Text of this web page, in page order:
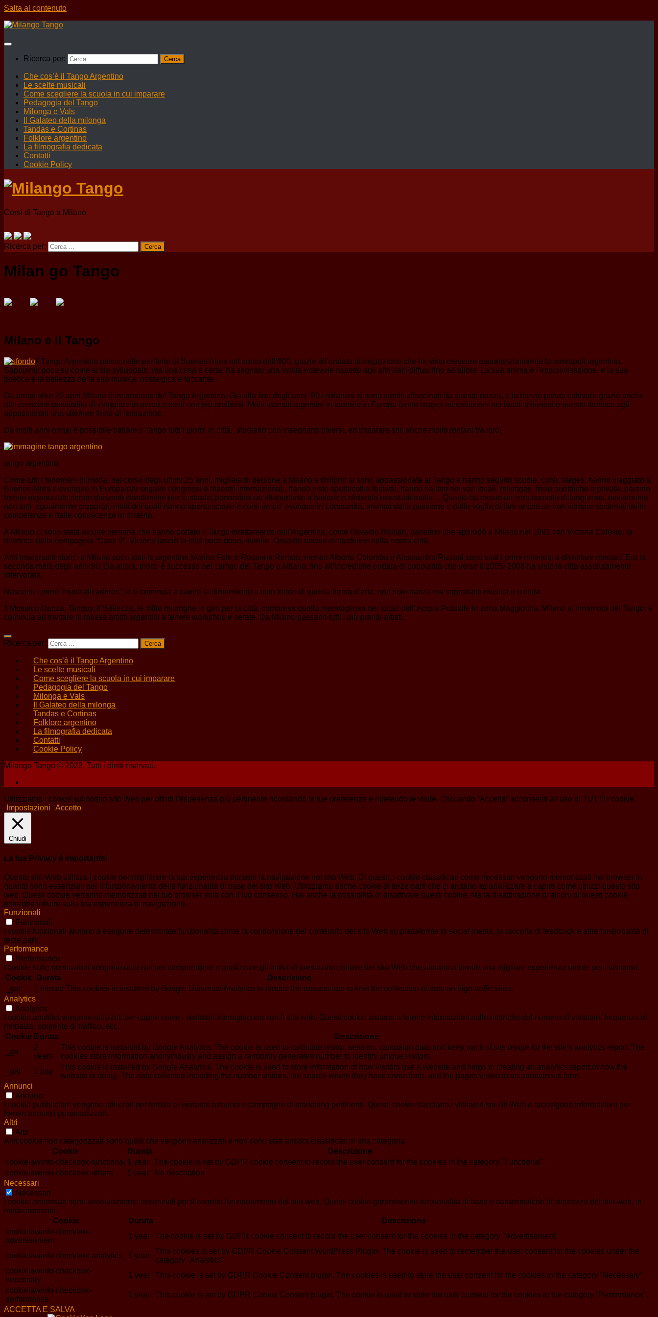
Salta al contenuto
Ricerca per:
Che cos’è il Tango Argentino
Le scelte musicali
Come scegliere la scuola in cui imparare
Pedagogia del Tango
Milonga e Vals
Il Galateo della milonga
Tandas e Cortinas
Folklore argentino
La filmografia dedicata
Contatti
Cookie Policy
Corsi di Tango a Milano
Ricerca per:
Milan go Tango
Milano e il Tango
Il Tango Argentino nasce nelle periferie di Buenos Aires nel corso dell’800, grazie all’ondata di migrazione che ha visto crescere esponenzialmente la metropoli argentina.
Sappiamo poco su come si sia sviluppato, ma una cosa è certa: ha segnato una svolta notevole rispetto agli altri balli diffusi fino ad allora. La sua anima è l’improvvisazione, e la sua
poetica è la bellezza della sua musica, nostalgica e toccante.
Da ormai oltre 20 anni Milano è innamorata del Tango Argentino. Già alla fine degli anni ’90 i milanesi si sono sentiti affascinati da questa danza, e la hanno potuta coltivare grazie anche
alle crescenti possibilità di viaggiare in aereo a costi non più proibitivi. Molti maestri argentini in tournée in Europa fanno stages ed esibizioni nei locali milanesi e questo fornisce agli
appassionati una ulteriore fonte di ispirazione.
Da molti anni ormai è possibile ballare il Tango tutti i giorni in città, studiarlo con insegnanti diversi, ed imparare stili anche molto lontani fra loro.
tango argentino
Come tutti i fenomeni di moda, nel corso degli ultimi 25 anni, migliaia di persone a Milano e dintorni si sono appassionate al Tango e hanno seguito scuole, corsi, stages, hanno viaggiato a
Buenos Aires e ovunque in Europa per seguire congressi e maestri internazionali, hanno visto spettacoli e festival, hanno ballato nei vari locali, milongas, feste pubbliche e private, persino
hanno organizzato serate danzanti clandestine per la strada, portandosi un altoparlante a batterie e sfidando eventuali multe… Questo ha creato un vero esercito di tangueros, ovviamente
non tutti egualmente preparati, molti dei quali hanno aperto scuole e corsi un po’ ovunque in Lombardia, animati dalla passione e dalla voglia di fare anche se non sempre sostenuti dalle
competenze e dalle conoscenze in materia.
A Milano ci sono state alcune persone che hanno portato il Tango direttamente dall’Argentina, come Osvaldo Roldan, ballerino che approdò a Milano nel 1991 con Victoria Colosio, la
direttrice della compagnia “Casa 9”. Victoria lasciò la città poco dopo, mentre Osvaldo decise di trasferirsi nella nostra città.
Altri insegnanti storici a Milano sono stati le argentine Marina Fuhr e Rosanna Remon, mentre Alberto Colombo e Alessandra Rizzotti sono stati i primi milanesi a diventare maestri. Era la
seconda metà degli anni 90. Da allora, molto è successo nel campo del Tango a Milano, fino all’incredibile ondata di popolarità che verso il 2005/ 2008 ha visto la città assolutamente
infervorata.
Nascono i primi “musicalizadores”, e si comincia a capire la dimensione a tutto tondo di questa forma d’arte, non solo danza ma soprattutto musica e cultura.
Il Mosaico Danza, Tangoy, il Bellezza, le mille milonghe in giro per la città, compresa quella meravigliosa nei locali dell’ Acqua Potabile in zona Maggiolina. Milano si innamora del Tango, e
comincia ad invitare in massa artisti argentini a tenere workshop e serate. Da Milano passano tutti i più grandi artisti.
Ricerca per:
Che cos’è il Tango Argentino
Le scelte musicali
Come scegliere la scuola in cui imparare
Pedagogia del Tango
Milonga e Vals
Il Galateo della milonga
Tandas e Cortinas
Folklore argentino
La filmografia dedicata
Contatti
Cookie Policy
Milango Tango © 2022. Tutti i diritti riservati.
Utilizziamo i cookie sul nostro sito Web per offrirti l'esperienza più pertinente ricordando le tue preferenze e ripetendo le visite. Cliccando “Accetta” acconsenti all'uso di TUTTI i cookie.
Impostazioni
Accetto
Chiudi
La tua Privacy è importante!
Questo sito Web utilizza i cookie per migliorare la tua esperienza durante la navigazione nel sito Web. Di questi, i cookie classificati come necessari vengono memorizzati nel browser in
quanto sono essenziali per il funzionamento delle funzionalità di base del sito Web. Utilizziamo anche cookie di terze parti che ci aiutano ad analizzare e capire come utilizzi questo sito
web. Questi cookie verranno memorizzati nel tuo browser solo con il tuo consenso. Hai anche la possibilità di disattivare questi cookie. Ma la disattivazione di alcuni di questi cookie
potrebbe influire sulla tua esperienza di navigazione.
Funzionali
Funzionali
I cookie funzionali aiutano a eseguire determinate funzionalità come la condivisione del contenuto del sito Web su piattaforme di social media, la raccolta di feedback e altre funzionalità di
terze parti.
Performance
Performance
I cookie sulle prestazioni vengono utilizzati per comprendere e analizzare gli indici di prestazioni chiave del sito Web che aiutano a fornire una migliore esperienza utente per i visitatori.
Cookie
Durata
Descrizione
_gat
1 minute This cookies is installed by Google Universal Analytics to throttle the request rate to limit the colllection of data on high traffic sites.
Analytics
Analytics
I cookie analitici vengono utilizzati per capire come i visitatori interagiscono con il sito web. Questi cookie aiutano a fornire informazioni sulle metriche del numero di visitatori, frequenza di
rimbalzo, sorgente di traffico, ecc.
Cookie Durata
Descrizione
_ga
2
years
This cookie is installed by Google Analytics. The cookie is used to calculate visitor, session, campaign data and keep track of site usage for the site's analytics report. The
cookies store information anonymously and assign a randomly generated number to identify unique visitors.
_gid
1 day
This cookie is installed by Google Analytics. The cookie is used to store information of how visitors use a website and helps in creating an analytics report of how the
website is doing. The data collected including the number visitors, the source where they have come from, and the pages visted in an anonymous form.
Annunci
Annunci
I cookie pubblicitari vengono utilizzati per fornire ai visitatori annunci e campagne di marketing pertinenti. Questi cookie tracciano i visitatori sui siti Web e raccolgono informazioni per
fornire annunci personalizzati.
Altri
Altri
Altri cookie non categorizzati sono quelli che vengono analizzati e non sono stati ancora classificati in una categoria.
Cookie
Durata
Descrizione
cookielawinfo-checkbox-functional 1 year
The cookie is set by GDPR cookie consent to record the user consent for the cookies in the category "Functional".
cookielawinfo-checkbox-others
1 year
No description
Necessari
Necessari
I cookie necessari sono assolutamente essenziali per il corretto funzionamento del sito web. Questi cookie garantiscono funzionalità di base e caratteristiche di sicurezza del sito web, in
modo anonimo.
Cookie
Durata
Descrizione
cookielawinfo-checkbox-
advertisement
1 year The cookie is set by GDPR cookie consent to record the user consent for the cookies in the category "Advertisement".
cookielawinfo-checkbox-analytics 1 year
This cookies is set by GDPR Cookie Consent WordPress Plugin. The cookie is used to remember the user consent for the cookies under the
category "Analytics".
cookielawinfo-checkbox-
necessary
1 year
This cookie is set by GDPR Cookie Consent plugin. The cookies is used to store the user consent for the cookies in the category "Necessary".
cookielawinfo-checkbox-
performance
1 year
This cookie is set by GDPR Cookie Consent plugin. The cookie is used to store the user consent for the cookies in the category "Performance".
ACCETTA E SALVA